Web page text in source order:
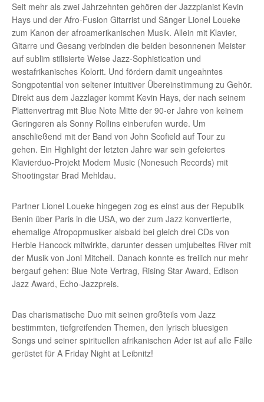
Seit mehr als zwei Jahrzehnten gehören der Jazzpianist Kevin
Hays und der Afro-Fusion­ Gitarrist und Sänger Lionel Loueke
zum Kanon der afroamerikanischen Musik. Allein mit Klavier,
Gitarre und Gesang verbinden die beiden besonnenen Meister
auf sublim stilisierte Weise Jazz-Sophistication und
westafrikanisches Kolorit. Und fördern damit ungeahntes
Songpotential von seltener intuitiver Übereinstimmung zu Gehör.
Direkt aus dem Jazzlager kommt Kevin Hays, der nach seinem
Plattenvertrag mit Blue Note Mitte der 90-er Jahre von keinem
Geringeren als Sonny Rollins einberufen wurde. Um
anschließend mit der Band von John Scofield auf Tour zu
gehen. Ein Highlight der letzten Jahre war sein gefeiertes
Klavierduo-Projekt Modem Music (Nonesuch Records) mit
Shootingstar Brad Mehldau.
Partner Lionel Loueke hingegen zog es einst aus der Republik
Benin über Paris in die USA, wo der zum Jazz konvertierte,
ehemalige Afropopmusiker alsbald bei gleich drei CDs von
Herbie Hancock mitwirkte, darunter dessen umjubeltes River mit
der Musik von Joni Mitchell. Danach konnte es freilich nur mehr
bergauf gehen: Blue Note­ Vertrag, Rising Star Award, Edison
Jazz Award, Echo-Jazzpreis.
Das charismatische Duo mit seinen großteils vom Jazz
bestimmten, tiefgreifenden Themen, den lyrisch bluesigen
Songs und seiner spirituellen afrikanischen Ader ist auf alle Fälle
gerüstet für A Friday Night at Leibnitz!